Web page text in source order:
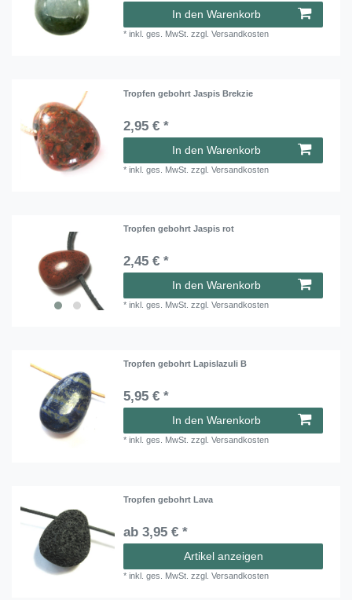
In den Warenkorb
*inkl. ges. MwSt. zzgl.Versandkosten
Tropfen gebohrt Jaspis Brekzie
2,95 € *
In den Warenkorb
*inkl. ges. MwSt. zzgl.Versandkosten
Tropfen gebohrt Jaspis rot
2,45 € *
In den Warenkorb
*inkl. ges. MwSt. zzgl.Versandkosten
Tropfen gebohrt Lapislazuli B
5,95 € *
In den Warenkorb
*inkl. ges. MwSt. zzgl.Versandkosten
Tropfen gebohrt Lava
ab 3,95 € *
Artikel anzeigen
*inkl. ges. MwSt. zzgl.Versandkosten